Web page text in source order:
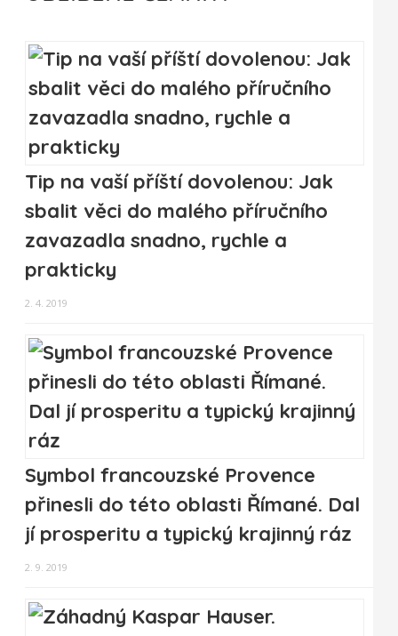
Tip na vaší příští dovolenou: Jak
sbalit věci do malého příručního
zavazadla snadno, rychle a
prakticky
2. 4. 2019
Symbol francouzské Provence
přinesli do této oblasti Římané. Dal
jí prosperitu a typický krajinný ráz
2. 9. 2019